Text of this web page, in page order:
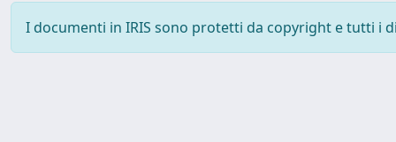
I documenti in IRIS sono protetti da copyright e tutti i